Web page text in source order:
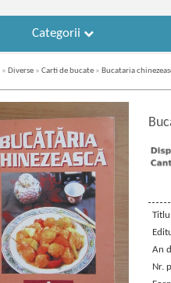
Categorii
» Diverse » Carti de bucate » Bucataria
An
Nr.